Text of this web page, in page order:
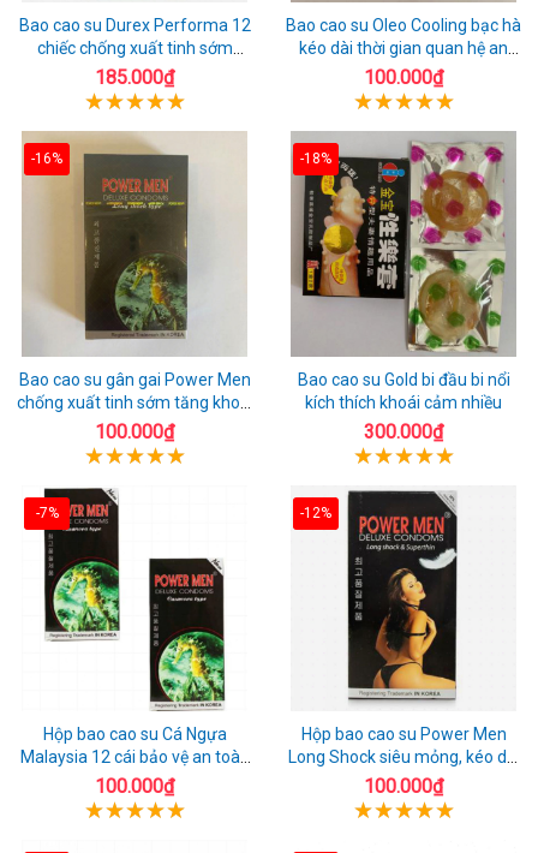
Bao cao su Durex Performa 12
chiếc chống xuất tinh sớm
chuẩn Thái Lan
185.000₫
Bao cao su Oleo Cooling bạc hà
kéo dài thời gian quan hệ an
toàn
100.000₫
-16%
Bao cao su gân gai Power Men
chống xuất tinh sớm tăng khoái
cảm
100.000₫
-18%
Bao cao su Gold bi đầu bi nổi
kích thích khoái cảm nhiều
300.000₫
-7%
Hộp bao cao su Cá Ngựa
Malaysia 12 cái bảo vệ an toàn
tuyệt đối
100.000₫
-12%
Hộp bao cao su Power Men
Long Shock siêu mỏng, kéo dài
quan hệ thoải mái
100.000₫